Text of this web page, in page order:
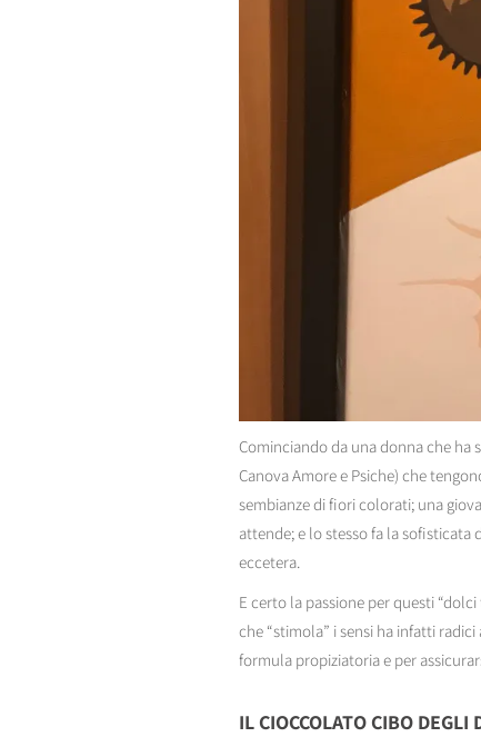
Cominciando da una donna che ha
Canova Amore e Psiche) che
sembianze di fiori colorati; una
attende; e lo stesso fa la
eccetera.
E certo la passione per questi
che “stimola” i sensi ha infatti
formula propiziatoria e per
IL CIOCCOLATO CIBO